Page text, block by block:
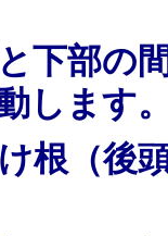
下部の
します
根（後